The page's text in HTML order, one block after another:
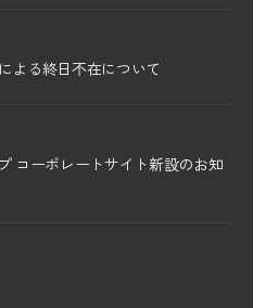
よる終日不在について
コーポレートサイト新設のお知